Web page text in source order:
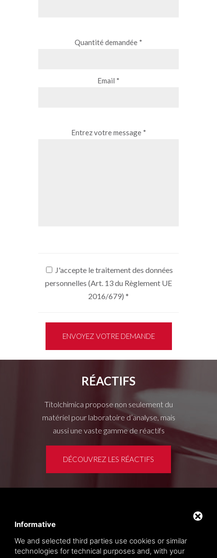
Quantité demandée *
Email *
Entrez votre message *
J'accepte le traitement des données
personnelles (Art. 13 du Règlement UE
2016/679) *
ENVOYEZ VOTRE DEMANDE
RÉACTIFS
Titolchimica propose non seulement du
matériel pour laboratoire d’analyse, mais
aussi une vaste gamme de réactifs
DÉCOUVREZ LES RÉACTIFS
Informative
We and selected third parties use cookies or similar
technologies for technical purposes and, with your
Privacy policy